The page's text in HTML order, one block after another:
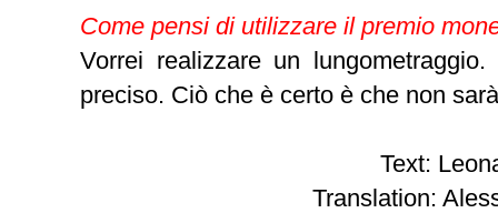
Come pensi di utilizzare il premio
Vorrei realizzare un
preciso. Ciò che è certo è che non
Text:
Translation: